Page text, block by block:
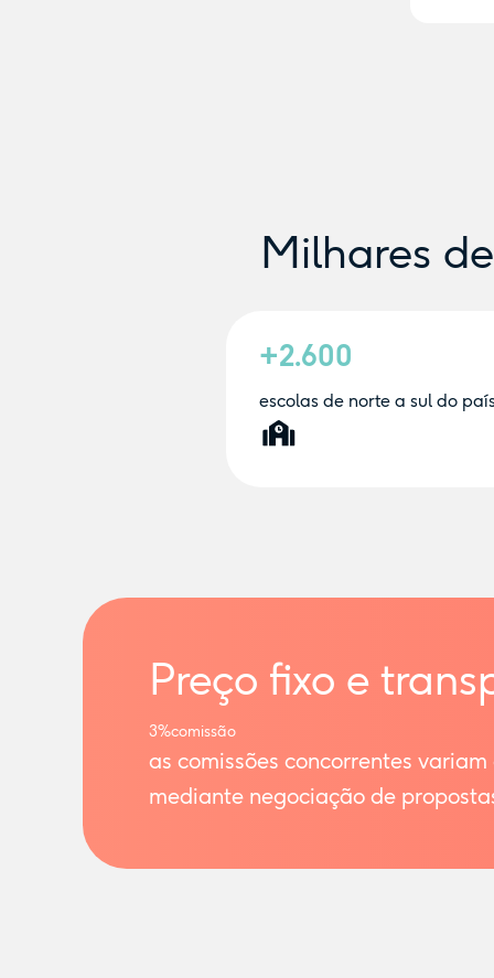
Milhares
+2.600
escolas de norte a sul do
Preço fixo e
3%comissão
as comissões concorrentes variam
mediante negociação de